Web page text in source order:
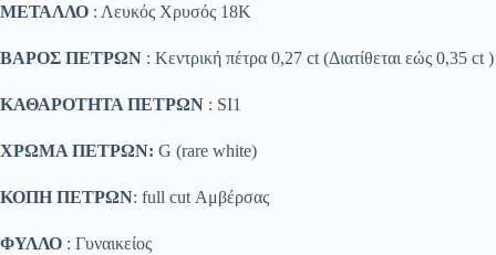
ΜΕΤΑΛΛΟ : Λευκός Χρυσός 18K
ΒΑΡΟΣ ΠΕΤΡΩΝ : Κεντρική πέτρα 0,27 ct (Διατίθεται εώς 0,35 ct )
ΚΑΘΑΡΟΤΗΤΑ ΠΕΤΡΩΝ : SΙ1
ΧΡΩΜΑ ΠΕΤΡΩΝ: G (rare white)
ΚΟΠΗ ΠΕΤΡΩΝ: full cut Αμβέρσας
ΦΥΛΛΟ : Γυναικείος